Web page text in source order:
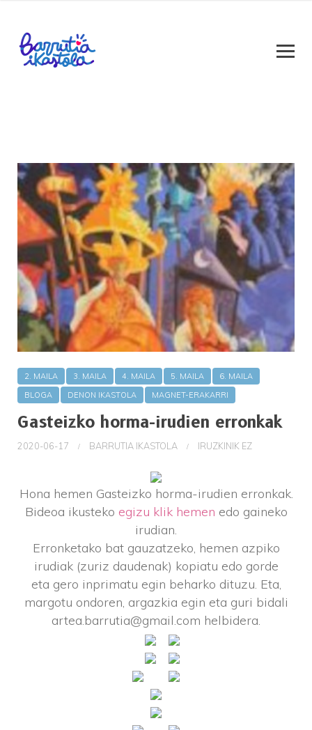
2. MAILA 3. MAILA 4. MAILA 5. MAILA
6. MAILA
BLOGA
DENON IKASTOLA MAGNET-ERAKARRI
Gasteizko horma-irudien erronkak
2020-06-17 BARRUTIA IKASTOLA IRUZKINIK EZ
Hona hemen Gasteizko horma-irudien erronkak.
Bideoa ikusteko egizu klik hemen edo gaineko
irudian.
Erronketako bat gauzatzeko, hemen azpiko
irudiak (zuriz daudenak) kopiatu edo gorde
eta gero inprimatu egin beharko dituzu. Eta,
margotu ondoren, argazkia egin eta guri bidali
artea.barrutia@gmail.com helbidera.